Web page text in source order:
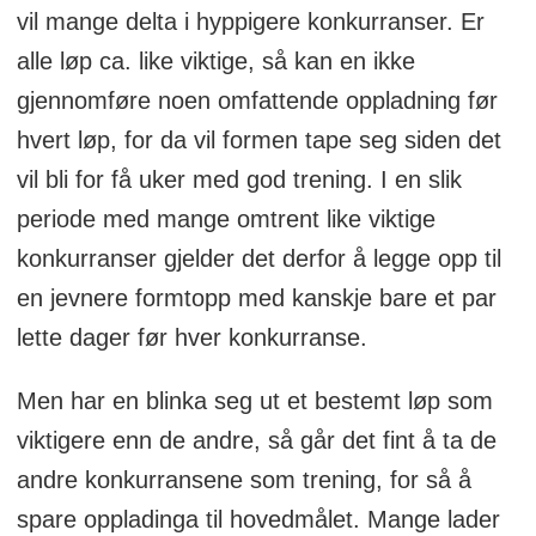
vil mange delta i hyppigere konkurranser. Er
alle løp ca. like viktige, så kan en ikke
gjennomføre noen omfattende oppladning før
hvert løp, for da vil formen tape seg siden det
vil bli for få uker med god trening. I en slik
periode med mange omtrent like viktige
konkurranser gjelder det derfor å legge opp til
en jevnere formtopp med kanskje bare et par
lette dager før hver konkurranse.
Men har en blinka seg ut et bestemt løp som
viktigere enn de andre, så går det fint å ta de
andre konkurransene som trening, for så å
spare oppladinga til hovedmålet. Mange lader